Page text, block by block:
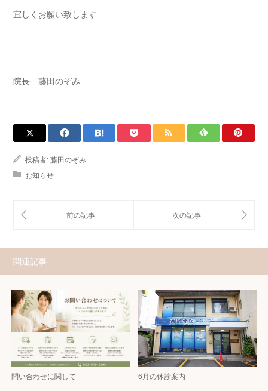
宜しくお願い致します
院長 藤田のぞみ
投稿者: 藤田のぞみ
お知らせ
関連記事
問い合わせに関して 6月の休診案内